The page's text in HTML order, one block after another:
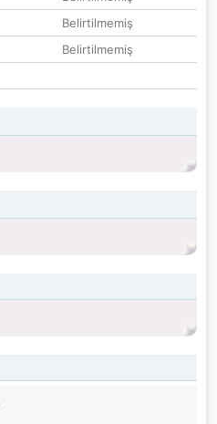
Belirtilmemiş
Belirtilmemiş